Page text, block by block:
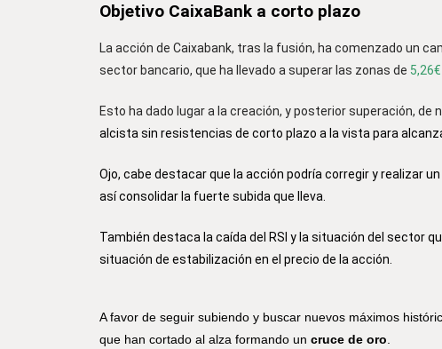
Objetivo CaixaBank a corto plazo
La acción de Caixabank, tras la fusión, ha comenzado un
sector bancario, que ha llevado a superar las zonas de 5,26€
Esto ha dado lugar a la creación, y posterior superación, de
alcista sin resistencias de corto plazo a la vista para
Ojo, cabe destacar que la acción podría corregir y realizar
así consolidar la fuerte subida que lleva.
También destaca la caída del RSI y la situación del sector
situación de estabilización en el precio de la acción.
A favor de seguir subiendo y buscar nuevos máximos
que han cortado al alza formando un cruce de oro.